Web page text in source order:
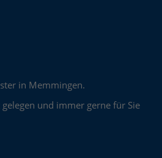
in Memmingen.
und immer gerne für Sie